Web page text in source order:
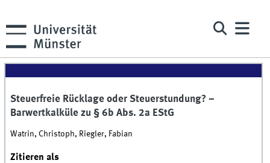
Steuerfreie Rücklage oder Steuerstundung? –
Barwertkalküle zu § 6b Abs. 2a EStG
Watrin, Christoph, Riegler, Fabian
Zitieren als